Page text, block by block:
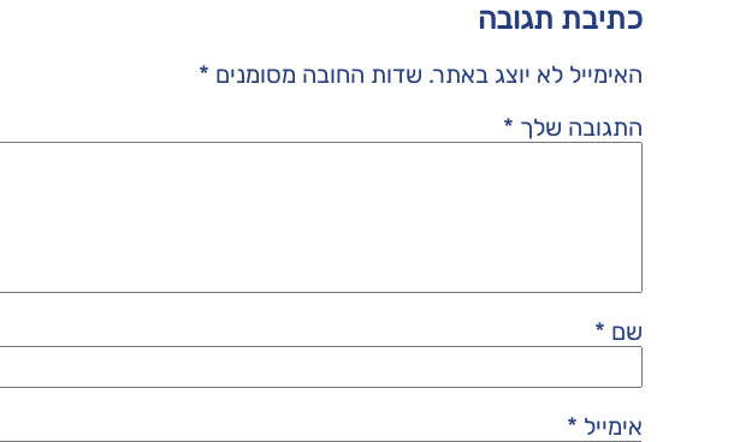
כתיבת תגובה
האימייל לא יוצג באתר. שדות החובה מסומנים *
התגובה שלך *
שם *
אימייל *